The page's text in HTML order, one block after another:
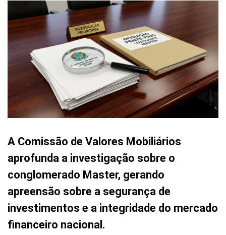
A Comissão de Valores Mobiliários
aprofunda a investigação sobre o
conglomerado Master, gerando
apreensão sobre a segurança de
investimentos e a integridade do mercado
financeiro nacional.